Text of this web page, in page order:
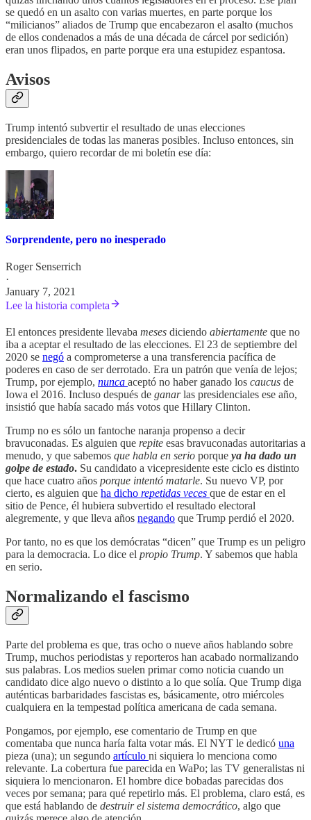
se quedó en un asalto con varias muertes, en parte porque los
“milicianos” aliados de Trump que encabezaron el asalto (muchos
de ellos condenados a más de una década de cárcel por sedición)
eran unos flipados, en parte porque era una estupidez espantosa.
Avisos
Trump intentó subvertir el resultado de unas elecciones
presidenciales de todas las maneras posibles. Incluso entonces, sin
embargo, quiero recordar de mi boletín ese día:
Sorprendente, pero no inesperado
Roger Senserrich
·
January 7, 2021
Lee la historia completa
El entonces presidente llevaba meses diciendo abiertamente que no
iba a aceptar el resultado de las elecciones. El 23 de septiembre del
2020 se negó a comprometerse a una transferencia pacífica de
poderes en caso de ser derrotado. Era un patrón que venía de lejos;
Trump, por ejemplo, nunca aceptó no haber ganado los caucus de
Iowa el 2016. Incluso después de ganarlas presidenciales ese año,
insistió que había sacado más votos que Hillary Clinton.
Trump no es sólo un fantoche naranja propenso a decir
bravuconadas. Es alguien que repite esas bravuconadas autoritarias a
menudo, y que sabemos que habla en serio porque ya ha dado un
golpe de estado. Su candidato a vicepresidente este ciclo es distinto
que hace cuatro años porque intentó matarle. Su nuevo VP, por
cierto, es alguien que ha dicho repetidas veces que de estar en el
sitio de Pence, él hubiera subvertido el resultado electoral
alegremente, y que lleva años negando que Trump perdió el 2020.
Por tanto, no es que los demócratas “dicen” que Trump es un peligro
para la democracia. Lo dice el propio Trump. Y sabemos que habla
en serio.
Normalizando el fascismo
Parte del problema es que, tras ocho o nueve años hablando sobre
Trump, muchos periodistas y reporteros han acabado normalizando
sus palabras. Los medios suelen primar como noticia cuando un
candidato dice algo nuevo o distinto a lo que solía. Que Trump diga
auténticas barbaridades fascistas es, básicamente, otro miércoles
cualquiera en la tempestad política americana de cada semana.
Pongamos, por ejemplo, ese comentario de Trump en que
comentaba que nunca haría falta votar más. El NYT le dedicó una
pieza (una); un segundo artículo ni siquiera lo menciona como
relevante. La cobertura fue parecida en WaPo; las TV generalistas ni
siquiera lo mencionaron. El hombre dice bobadas parecidas dos
veces por semana; para qué repetirlo más. El problema, claro está, es
que está hablando de destruir el sistema democrático, algo que